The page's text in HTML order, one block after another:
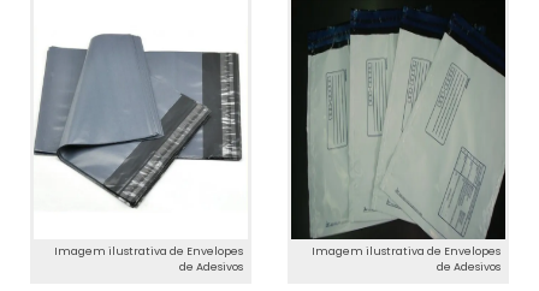
Imagem ilustrativa de Envelopes
de Adesivos
Imagem ilustrativa de Envelopes
de Adesivos